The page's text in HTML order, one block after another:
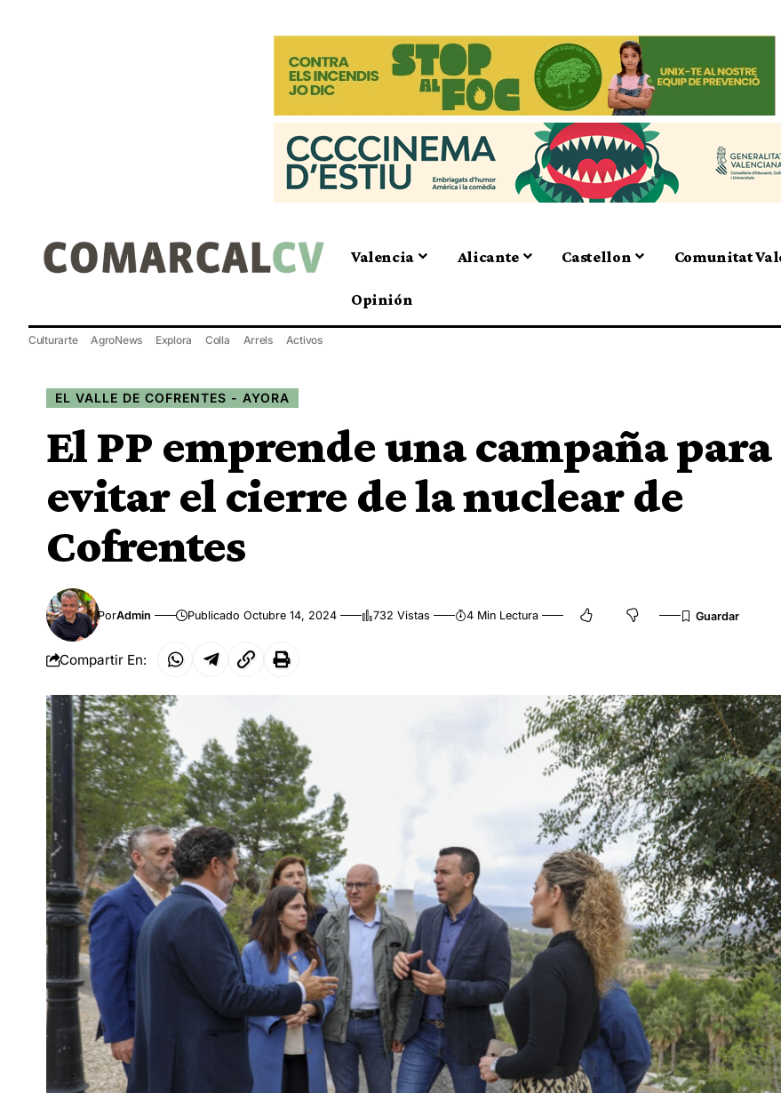
Valencia Alicante Castellon Comunitat
Opinión
Culturarte AgroNews Explora Colla Arrels Activos
EL VALLE DE COFRENTES - AYORA
El PP emprende una campaña para
evitar el cierre de la nuclear de
Cofrentes
PorAdmin Publicado Octubre 14, 2024 732 Vistas 4 Min Lectura
Compartir En: